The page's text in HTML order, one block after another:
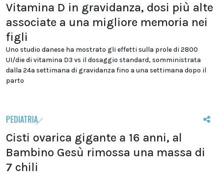
Vitamina D in gravidanza, dosi più alte
associate a una migliore memoria nei
figli
Uno studio danese ha mostrato gli effetti sulla prole di 2800
UI/die di vitamina D3 vs il dosaggio standard, somministrata
dalla 24a settimana di gravidanza fino a una settimana dopo il
parto
PEDIATRIA
Cisti ovarica gigante a 16 anni, al
Bambino Gesù rimossa una massa di
7 chili